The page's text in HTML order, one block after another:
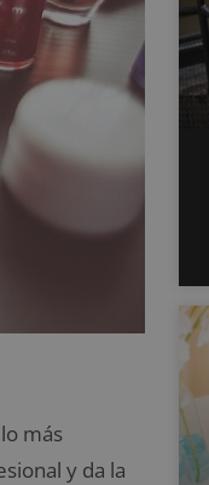
más
y da la